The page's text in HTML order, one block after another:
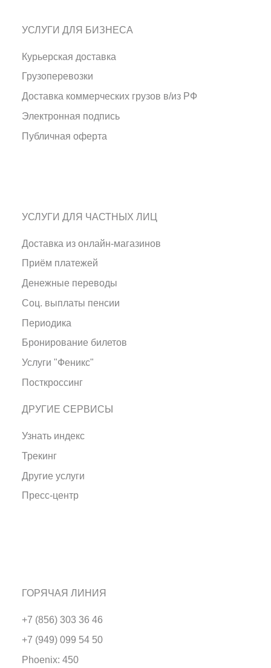
УСЛУГИ ДЛЯ БИЗНЕСА
Курьерская доставка
Грузоперевозки
Доставка коммерческих грузов в/из РФ
Электронная подпись
Публичная оферта
УСЛУГИ ДЛЯ ЧАСТНЫХ ЛИЦ
Доставка из онлайн-магазинов
Приём платежей
Денежные переводы
Соц. выплаты пенсии
Периодика
Бронирование билетов
Услуги "Феникс"
Посткроссинг
ДРУГИЕ СЕРВИСЫ
Узнать индекс
Трекинг
Другие услуги
Пресс-центр
ГОРЯЧАЯ ЛИНИЯ
+7 (856) 303 36 46
+7 (949) 099 54 50
Phoenix: 450